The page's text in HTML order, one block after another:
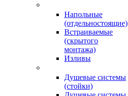
Напольные
(отдельностоящие)
Встраиваемые
(скрытого
монтажа)
Изливы
Душевые системы
(стойки)